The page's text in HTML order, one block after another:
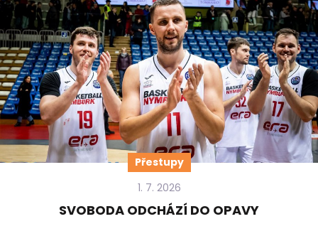
Přestupy
1. 7. 2026
SVOBODA ODCHÁZÍ DO OPAVY